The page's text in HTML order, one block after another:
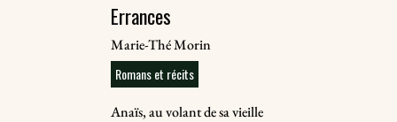
Errances
Marie-Thé Morin
Romans et récits
Anaïs, au volant de sa vieille